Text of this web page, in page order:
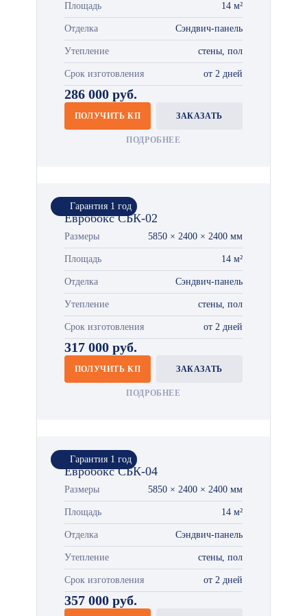
Площадь 14 м²
Отделка Сэндвич-панель
Утепление стены, пол
Срок изготовления от 2 дней
286 000 руб.
ПОЛУЧИТЬ КП ЗАКАЗАТЬ
ПОДРОБНЕЕ
Гарантия 1 год
Евробокс СБК-02
Размеры 5850 × 2400 × 2400 мм
Площадь 14 м²
Отделка Сэндвич-панель
Утепление стены, пол
Срок изготовления от 2 дней
317 000 руб.
ПОЛУЧИТЬ КП ЗАКАЗАТЬ
ПОДРОБНЕЕ
Гарантия 1 год
Евробокс СБК-04
Размеры 5850 × 2400 × 2400 мм
Площадь 14 м²
Отделка Сэндвич-панель
Утепление стены, пол
Срок изготовления от 2 дней
357 000 руб.